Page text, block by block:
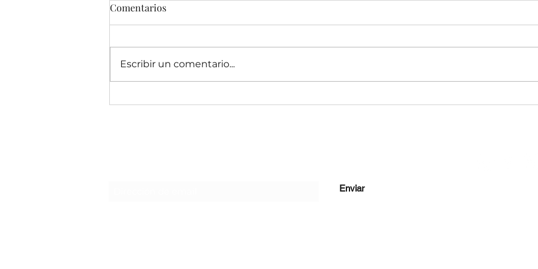
Asociaciones de migrantes se
Womafreesm: No es la mujer
Por
Comentarios
Escribir un comentario...
Enviar